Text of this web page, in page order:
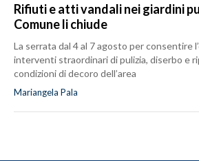
Rifiuti e atti vandali nei giardini
Comune li chiude
La serrata dal 4 al 7 agosto per consentire
interventi straordinari di pulizia, diserbo e
condizioni di decoro dell’area
Mariangela Pala